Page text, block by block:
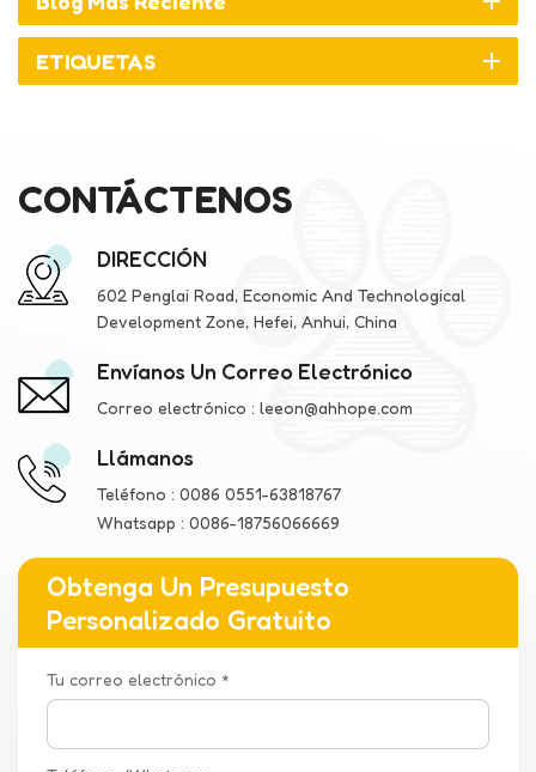
ETIQUETAS
CONTÁCTENOS
DIRECCIÓN
602 Penglai Road, Economic And Technological
Development Zone, Hefei, Anhui, China
Envíanos Un Correo Electrónico
Correo electrónico : leeon@ahhope.com
Llámanos
Teléfono : 0086 0551-63818767
Whatsapp : 0086-18756066669
Obtenga Un Presupuesto
Personalizado Gratuito
Tu correo electrónico *